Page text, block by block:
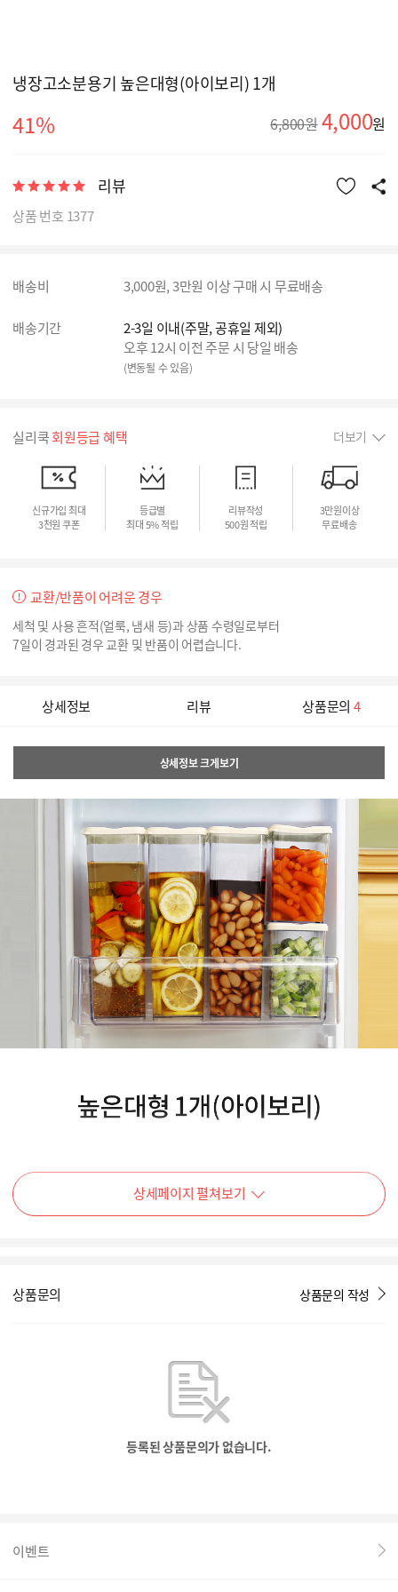
냉장고소분용기 높은대형(아이보리) 1개
41% 6,800원4,000원
리뷰
상품 번호 1377
배송비 3,000원, 3만원 이상 구매 시 무료배송
배송기간
2-3일 이내(주말, 공휴일 제외)
오후 12시 이전 주문 시 당일 배송
(변동될 수 있음)
실리쿡회원등급 혜택 더보기
신규가입 최대
3천원 쿠폰
등급별
최대 5% 적립
리뷰작성
500원 적립
3만원이상
무료배송
교환/반품이 어려운 경우
세척 및 사용 흔적(얼룩, 냄새 등)과 상품 수령일로부터
7일이 경과된 경우 교환 및 반품이 어렵습니다.
상세정보 리뷰 상품문의 4
상세정보 크게보기
상세페이지 펼쳐보기
상품문의 상품문의 작성
등록된 상품문의가 없습니다.
이벤트